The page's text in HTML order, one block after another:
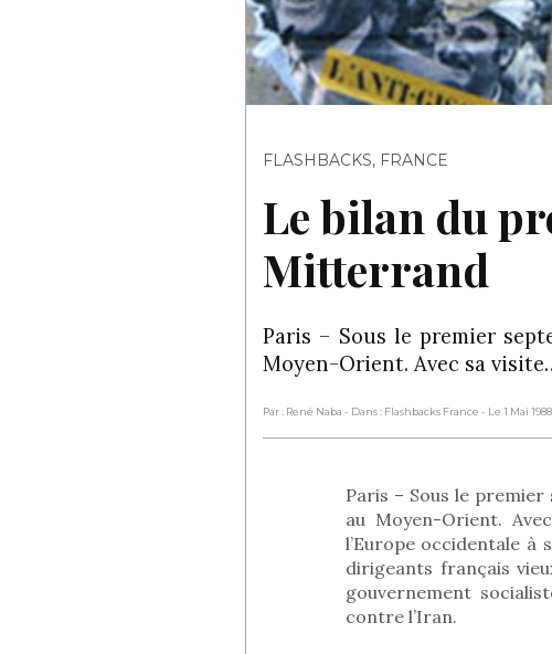
FLASHBACKS, FRANCE
Le bilan du
Mitterrand
Paris – Sous le premier
Moyen-Orient. Avec sa
Par : René Naba - Dans : Flashbacks France - Le 1 Mai 1988
Paris – Sous le
au Moyen-Orient.
l’Europe occidentale à
dirigeants français
gouvernement
contre l’Iran.